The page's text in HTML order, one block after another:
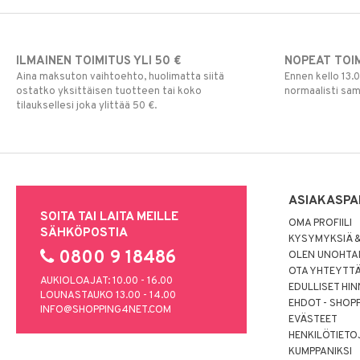
Muut
Purulelut & helistimet
ILMAINEN TOIMITUS YLI 50 €
Aina maksuton vaihtoehto, huolimatta siitä
ostatko yksittäisen tuotteen tai koko
tilauksellesi joka ylittää 50 €.
NOPEAT
Ennen kello
normaalisti
SOITA TAI LAITA MEILLE
SÄHKÖPOSTIA
0800 9 18486
AUKIOLOAJAT: 10.00 - 16.00
LOUNASTAUKO 13.00 - 14.00
INFO@SHOPPING4NET.COM
OMA PROFIILI
KYSYMYKSIÄ
OLEN
OTA
EDULLISET
EHDOT -
EVÄSTEET
KUMPPANIKSI